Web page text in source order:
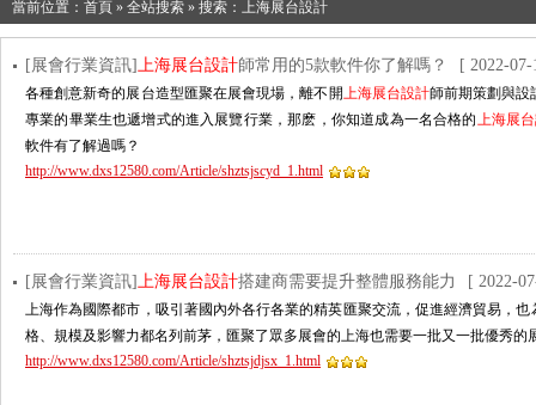
當前位置： 首頁 » 全站搜索 » 搜索：上海展台設計
[展會行業資訊]上海展台設計師常用的5款軟件你了解嗎？ [ 2022-
各種創意新奇的展台造型匯聚在展會現場，離不開上海展台設計師前期策劃與設
專業的畢業生也遞增式的進入展覽行業，那麽，你知道成為一名合格的上海展
軟件有了解過嗎？
http://www.dxs12580.com/Article/shztsjscyd_1.html
[展會行業資訊]上海展台設計搭建商需要提升整體服務能力 [ 2022-
上海作為國際都市，吸引著國內外各行各業的精英匯聚交流，促進經濟貿易
格、規模及影響力都名列前茅，匯聚了眾多展會的上海也需要一批又一批優秀的展覽
http://www.dxs12580.com/Article/shztsjdjsx_1.html